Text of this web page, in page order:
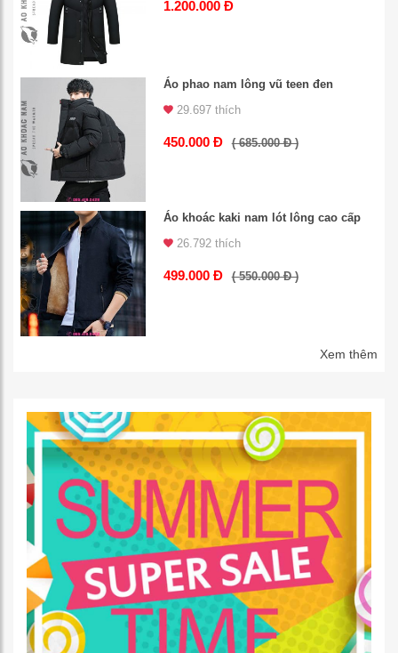
1.200.000 Đ
Áo phao nam lông vũ teen đen
29.697 thích
450.000 Đ ( 685.000 Đ )
Áo khoác kaki nam lót lông cao cấp
26.792 thích
499.000 Đ ( 550.000 Đ )
Xem thêm